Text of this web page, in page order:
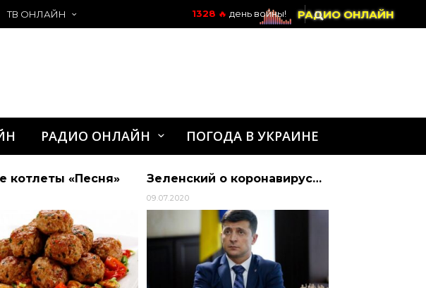
ТВ ОНЛАЙН РАДИО ОНЛАЙН
1328 🔥день войны!
РАДИО ОНЛАЙН ПОГОДА В УКРАИНЕ
котлеты «Песня» Зеленский о коронавирусе, Нацбанке и курсе гривны: Такой самый сложный високосный год | Алиби
09.07.2020